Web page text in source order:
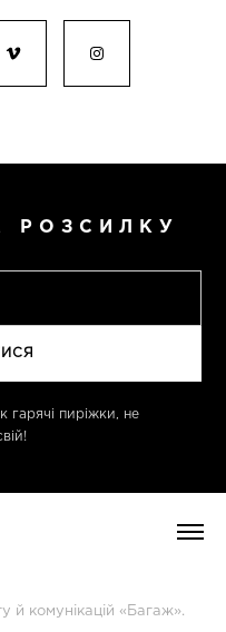
РОЗСИЛКУ
гарячі пиріжки, не
комунікацій «Багаж».